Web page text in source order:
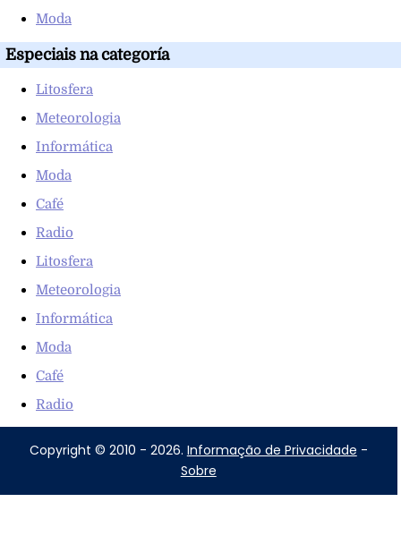
Moda
Especiais na categoría
Litosfera
Meteorologia
Informática
Moda
Café
Radio
Litosfera
Meteorologia
Informática
Moda
Café
Radio
Copyright © 2010 - 2026. Informação de Privacidade -
Sobre